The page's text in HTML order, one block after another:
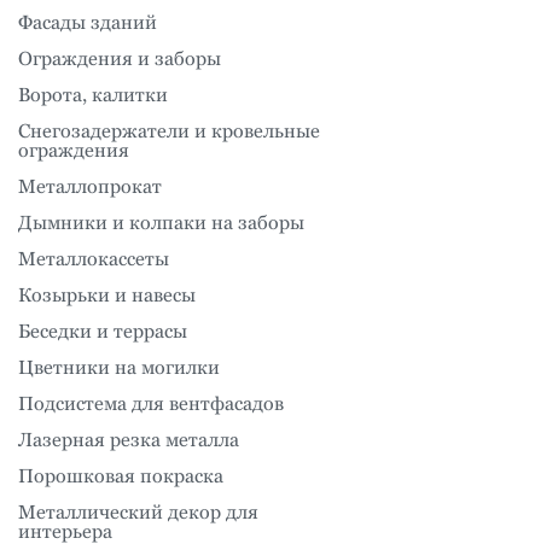
Фасады зданий
Ограждения и заборы
Ворота, калитки
Снегозадержатели и кровельные
ограждения
Металлопрокат
Дымники и колпаки на заборы
Металлокассеты
Козырьки и навесы
Беседки и террасы
Цветники на могилки
Подсистема для вентфасадов
Лазерная резка металла
Порошковая покраска
Металлический декор для
интерьера